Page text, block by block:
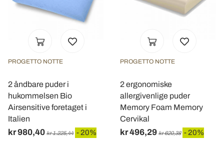
PROGETTO NOTTE
2 åndbare puder i
hukommelsen Bio
Airsensitive foretaget i
Italien
kr 980,40 kr 1.225,44 - 20%
PROGETTO NOTTE
2 ergonomiske
allergivenlige puder
Memory Foam Memory
Cervikal
kr 496,29 kr 620,38 - 20%